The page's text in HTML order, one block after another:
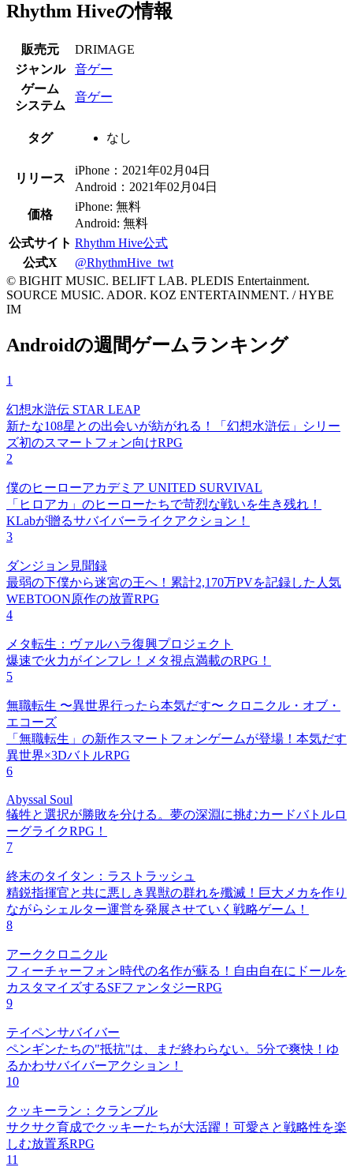
Rhythm Hiveの情報
販売元
DRIMAGE
ジャンル
音ゲー
ゲーム
システム
音ゲー
タグ なし
リリース
iPhone：2021年02月04日
Android：2021年02月04日
価格
iPhone: 無料
Android: 無料
公式サイト Rhythm Hive公式
公式X
@RhythmHive_twt
© BIGHIT MUSIC. BELIFT LAB. PLEDIS Entertainment.
SOURCE MUSIC. ADOR. KOZ ENTERTAINMENT. / HYBE
IM
Androidの週間ゲームランキング
1
幻想水滸伝 STAR LEAP
新たな108星との出会いが紡がれる！「幻想水滸伝」シリー
ズ初のスマートフォン向けRPG
2
僕のヒーローアカデミア UNITED SURVIVAL
「ヒロアカ」のヒーローたちで苛烈な戦いを生き残れ！
KLabが贈るサバイバーライクアクション！
3
ダンジョン見聞録
最弱の下僕から迷宮の王へ！累計2,170万PVを記録した人気
WEBTOON原作の放置RPG
4
メタ転生：ヴァルハラ復興プロジェクト
爆速で火力がインフレ！メタ視点満載のRPG！
5
無職転生 〜異世界行ったら本気だす〜 クロニクル・オブ・
エコーズ
「無職転生」の新作スマートフォンゲームが登場！本気だす
異世界×3DバトルRPG
6
Abyssal Soul
犠牲と選択が勝敗を分ける。夢の深淵に挑むカードバトルロ
ーグライクRPG！
7
終末のタイタン：ラストラッシュ
精鋭指揮官と共に悪しき異獣の群れを殲滅！巨大メカを作り
ながらシェルター運営を発展させていく戦略ゲーム！
8
アーククロニクル
フィーチャーフォン時代の名作が蘇る！自由自在にドールを
カスタマイズするSFファンタジーRPG
9
テイペンサバイバー
ペンギンたちの"抵抗"は、まだ終わらない。5分で爽快！ゆ
るかわサバイバーアクション！
10
クッキーラン：クランブル
サクサク育成でクッキーたちが大活躍！可愛さと戦略性を楽
しむ放置系RPG
11